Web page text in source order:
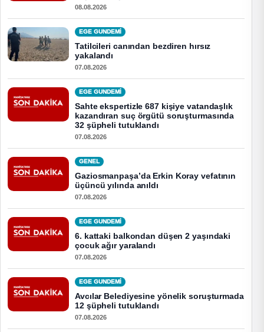
08.08.2026
EGE GUNDEMİ
Tatilcileri canından bezdiren hırsız
yakalandı
07.08.2026
EGE GUNDEMİ
Sahte ekspertizle 687 kişiye vatandaşlık
kazandıran suç örgütü soruşturmasında
32 şüpheli tutuklandı
07.08.2026
GENEL
Gaziosmanpaşa’da Erkin Koray vefatının
üçüncü yılında anıldı
07.08.2026
EGE GUNDEMİ
6. kattaki balkondan düşen 2 yaşındaki
çocuk ağır yaralandı
07.08.2026
EGE GUNDEMİ
Avcılar Belediyesine yönelik soruşturmada
12 şüpheli tutuklandı
07.08.2026